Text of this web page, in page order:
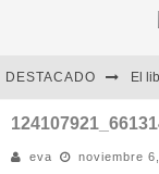
DESTACADO
eva noviembre